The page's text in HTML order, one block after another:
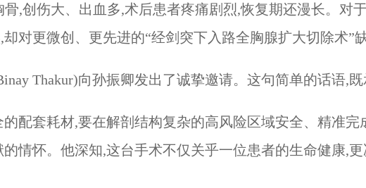
,创伤大、出血多,术后患者疼痛剧烈,恢复期还漫长。对
对更微创、更先进的“经剑突下入路全胸腺扩大切除术”
Thakur)向孙振卿发出了诚挚邀请。这句简单的话语,
配套耗材,要在解剖结构复杂的高风险区域安全、精准
情怀。他深知,这台手术不仅关乎一位患者的生命健康,